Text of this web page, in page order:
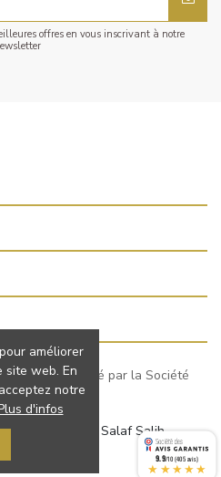
offres en vous inscrivant à notre
approuvé par la Société
vérifier.
à Librairie Salaf Salih
améliorer
site web. En
notre
d'infos
9.9/10 (405 avis)
★★★★★